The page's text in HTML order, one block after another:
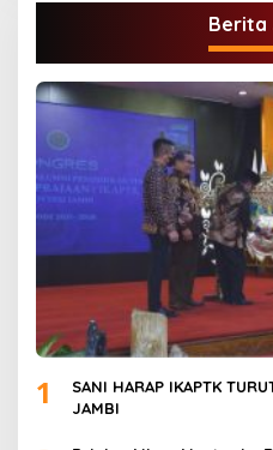
Berita
1
SANI HARAP IKAPTK
JAMBI